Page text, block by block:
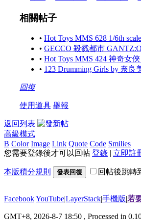
相關帖子
• Hot Toys MMS 628 1/6th
• GECCO 殺戮都市 GANTZ:O
• Hot Toys MMS 424 神奇女俠
• 123 Drumming Girls by 奈良
回復
使用道具 舉報
返回列表
高級模式
B Color Image Link Quote Code Smilies
您需要登錄後才可以回帖 登錄 | 立即註
本版積分規則 發表回復 回帖後跳轉
Facebook|YouTube|LayerStack|手機版|若
GMT+8, 2026-8-7 18:50 , Processed in